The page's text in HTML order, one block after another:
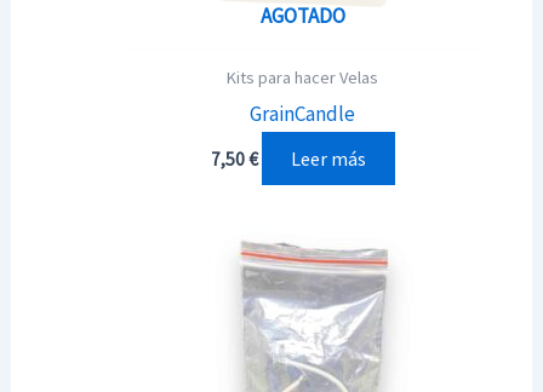
AGOTADO
Kits para hacer Velas
GrainCandle
7,50€ Leer más